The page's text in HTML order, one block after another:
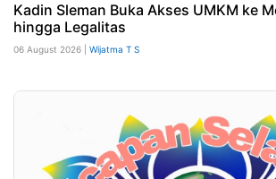
Kadin Sleman Buka Akses UMKM ke
hingga Legalitas
06 August 2026 | Wijatma T S